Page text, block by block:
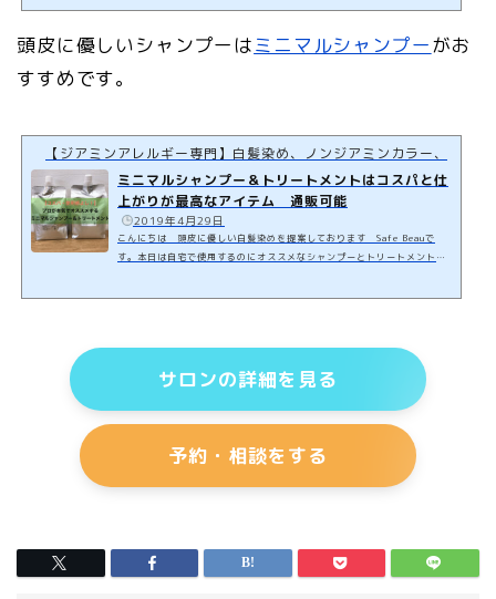
頭皮ケアを行なっております。白髪ケア・薄毛ケア・頭皮のアンチエイジングを行…
頭皮に優しいシャンプーはミニマルシャンプーがお
すすめです。
【ジアミンアレルギー専門】白髪染め、ノンジアミンカラー、ヘナ
ミニマルシャンプー＆トリートメントはコスパと仕
上がりが最高なアイテム 通販可能
2019年4月29日
こんにちは 頭皮に優しい白髪染めを提案しております Safe Beauで
す。本日は自宅で使用するのにオススメなシャンプーとトリートメントの
使用がオススメです！お気に入りのアイテムがある方や変えるご予定のな
い方は今のままで問題ないと思います。自…
サロンの詳細を見る
予約・相談をする